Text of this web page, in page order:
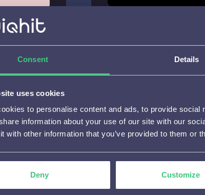
Consent Details
uses cookies
to personalise content and ads, to provide social
information about your use of our site with our
with other information that you’ve provided to them or
Deny Customize
Website
25% meer conversie door
Industrialwood.nl